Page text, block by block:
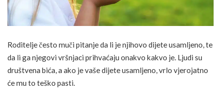
Roditelje često muči pitanje da li je njihovo dijete usamljeno, te
da li ga njegovi vršnjaci prihvaćaju onakvo kakvo je. Ljudi su
društvena bića, a ako je vaše dijete usamljeno, vrlo vjerojatno
će mu to teško pasti.